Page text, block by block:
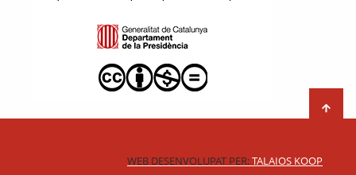
WEB DESENVOLUPAT PER:TALAIOS KOOP